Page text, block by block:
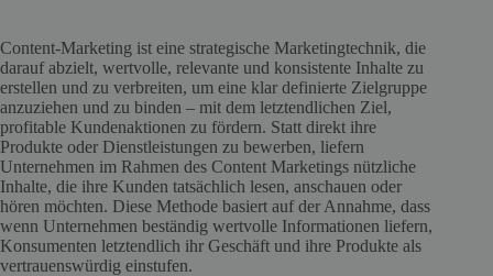
Content-Marketing ist eine strategische Marketingtechnik, die
darauf abzielt, wertvolle, relevante und konsistente Inhalte zu
erstellen und zu verbreiten, um eine klar definierte Zielgruppe
anzuziehen und zu binden – mit dem letztendlichen Ziel,
profitable Kundenaktionen zu fördern. Statt direkt ihre
Produkte oder Dienstleistungen zu bewerben, liefern
Unternehmen im Rahmen des Content Marketings nützliche
Inhalte, die ihre Kunden tatsächlich lesen, anschauen oder
hören möchten. Diese Methode basiert auf der Annahme, dass
wenn Unternehmen beständig wertvolle Informationen liefern,
Konsumenten letztendlich ihr Geschäft und ihre Produkte als
vertrauenswürdig einstufen.